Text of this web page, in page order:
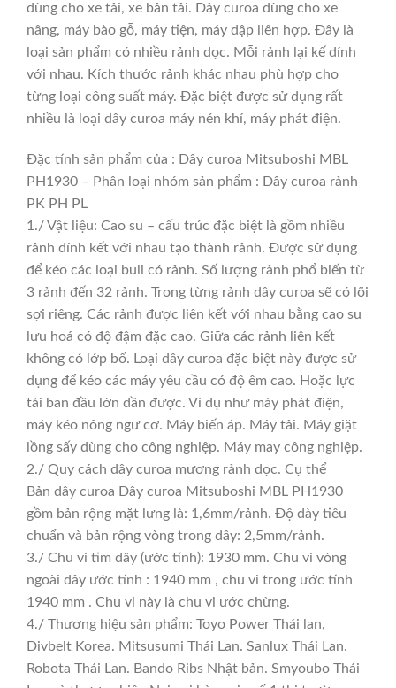
dùng cho xe tải, xe bản tải. Dây curoa dùng cho xe
nâng, máy bào gỗ, máy tiện, máy dập liên hợp. Đây là
loại sản phẩm có nhiều rảnh dọc. Mỗi rảnh lại kế dính
với nhau. Kích thước rảnh khác nhau phù hợp cho
từng loại công suất máy. Đặc biệt được sử dụng rất
nhiều là loại dây curoa máy nén khí, máy phát điện.
Đặc tính sản phẩm của : Dây curoa Mitsuboshi MBL
PH1930 – Phân loại nhóm sản phẩm : Dây curoa rảnh
PK PH PL
1./ Vật liệu: Cao su – cấu trúc đặc biệt là gồm nhiều
rảnh dính kết với nhau tạo thành rảnh. Được sử dụng
để kéo các loại buli có rảnh. Số lượng rảnh phổ biến từ
3 rảnh đến 32 rảnh. Trong từng rảnh dây curoa sẽ có lõi
sợi riêng. Các rảnh được liên kết với nhau bằng cao su
lưu hoá có độ đậm đặc cao. Giữa các rảnh liên kết
không có lớp bố. Loại dây curoa đặc biệt này được sử
dụng để kéo các máy yêu cầu có độ êm cao. Hoặc lực
tải ban đầu lớn dần được. Ví dụ như máy phát điện,
máy kéo nông ngư cơ. Máy biến áp. Máy tải. Máy giặt
lồng sấy dùng cho công nghiệp. Máy may công nghiệp.
2./ Quy cách dây curoa mương rảnh dọc. Cụ thể
Bản dây curoa Dây curoa Mitsuboshi MBL PH1930
gồm bản rộng mặt lưng là: 1,6mm/rảnh. Độ dày tiêu
chuẩn và bản rộng vòng trong dây: 2,5mm/rảnh.
3./ Chu vi tim dây (ước tính): 1930 mm. Chu vi vòng
ngoài dây ước tính : 1940 mm , chu vi trong ước tính
1940 mm . Chu vi này là chu vi ước chừng.
4./ Thương hiệu sản phẩm: Toyo Power Thái lan,
Divbelt Korea. Mitsusumi Thái Lan. Sanlux Thái Lan.
Robota Thái Lan. Bando Ribs Nhật bản. Smyoubo Thái